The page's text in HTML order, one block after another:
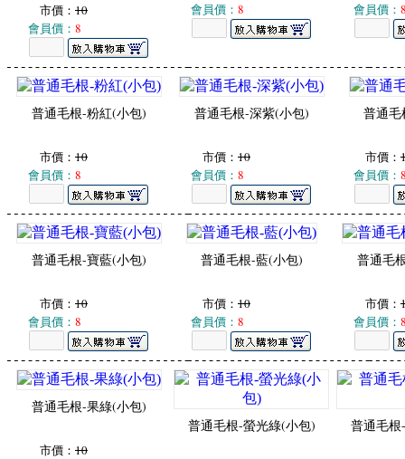
市價： 10
會員價： 8
會員價： 8
會員價：
普通毛根-粉紅(小包)
市價： 10
會員價： 8
普通毛根-深紫(小包)
市價： 10
會員價： 8
普通
市價：
會員價：
普通毛根-寶藍(小包)
市價： 10
會員價： 8
普通毛根-藍(小包)
市價： 10
會員價： 8
普通毛
市價：
會員價：
普通毛根-果綠(小包)
市價： 10
普通毛根-螢光綠(小包) 普通毛